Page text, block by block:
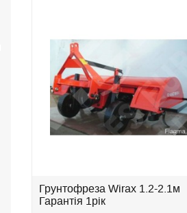
Грунтофреза Wirax 1.2-2.1м
Гарантія 1рік